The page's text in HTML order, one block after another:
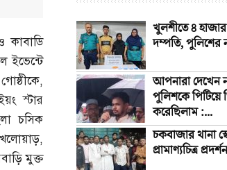
কাবাডি
ইভেন্টে
,
স্টার
চসিক
,
মুক্ত
খুলশীতে ৪ হাজার
দম্পতি, পুলিশের
আপনারা দেখেন
পুলিশকে পিটিয়ে
করেছিলাম :...
চকবাজার থানা
প্রামাণ্যচিত্র